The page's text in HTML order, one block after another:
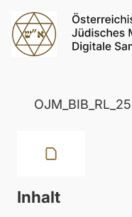
Inhalt